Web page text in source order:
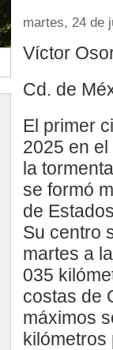
martes, 24 de
Víctor
Cd. de
El primer
2025 en el
la
se formó
de
Su centro
martes a
035
costas de
máximos
kilómetros